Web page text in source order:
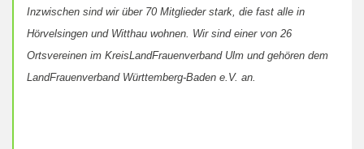
Inzwischen sind wir über 70 Mitglieder stark, die fast alle in
Hörvelsingen und Witthau wohnen. Wir sind einer von 26
Ortsvereinen im KreisLandFrauenverband Ulm und gehören dem
LandFrauenverband Württemberg-Baden e.V. an.